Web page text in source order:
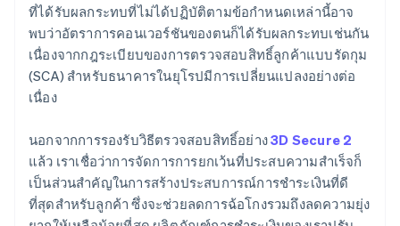
ที่ได้รับผลกระทบที่ไม่ได้ปฏิบัติตามข้อกำหนดเหล่านี้อาจ
พบว่าอัตราการคอนเวอร์ชันของตนก็ได้รับผลกระทบเช่นกัน
เนื่องจากกฎระเบียบของการตรวจสอบสิทธิ์ลูกค้าแบบรัดกุม
(SCA) สำหรับธนาคารในยุโรปมีการเปลี่ยนแปลงอย่างต่อ
เนื่อง
นอกจากการรองรับวิธีตรวจสอบสิทธิ์อย่าง3D Secure 2
แล้ว เราเชื่อว่าการจัดการการยกเว้นที่ประสบความสำเร็จก็
เป็นส่วนสำคัญในการสร้างประสบการณ์การชำระเงินที่ดี
ที่สุดสำหรับลูกค้า ซึ่งจะช่วยลดการฉ้อโกงรวมถึงลดความยุ่ง
กรีซ
English
เขตบริหารพิเศษฮ่องกง ประเทศจีน
English 简体中文
แคนาดา
EnglishItaliano
จีนแผ่นดินใหญ่
简体中文English
ไซปรัส
English